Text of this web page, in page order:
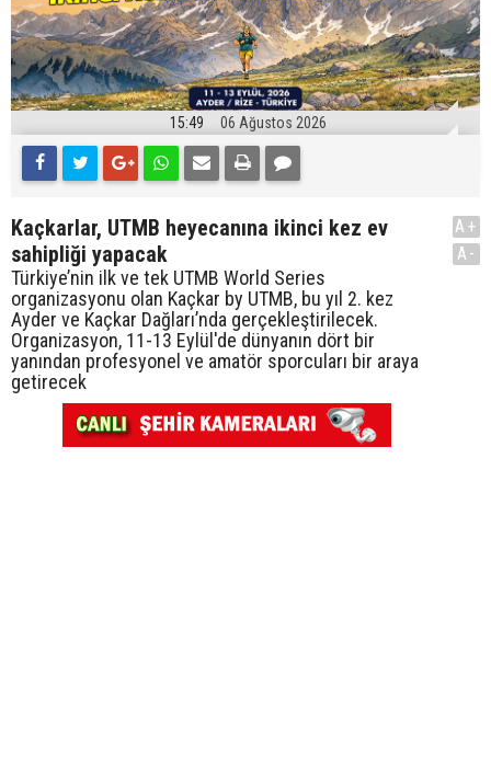
15:49 06 Ağustos 2026
Kaçkarlar, UTMB heyecanına ikinci kez ev
sahipliği yapacak
Türkiye’nin ilk ve tek UTMB World Series
organizasyonu olan Kaçkar by UTMB, bu yıl 2. kez
Ayder ve Kaçkar Dağları’nda gerçekleştirilecek.
Organizasyon, 11-13 Eylül'de dünyanın dört bir
yanından profesyonel ve amatör sporcuları bir araya
getirecek
A+
A-